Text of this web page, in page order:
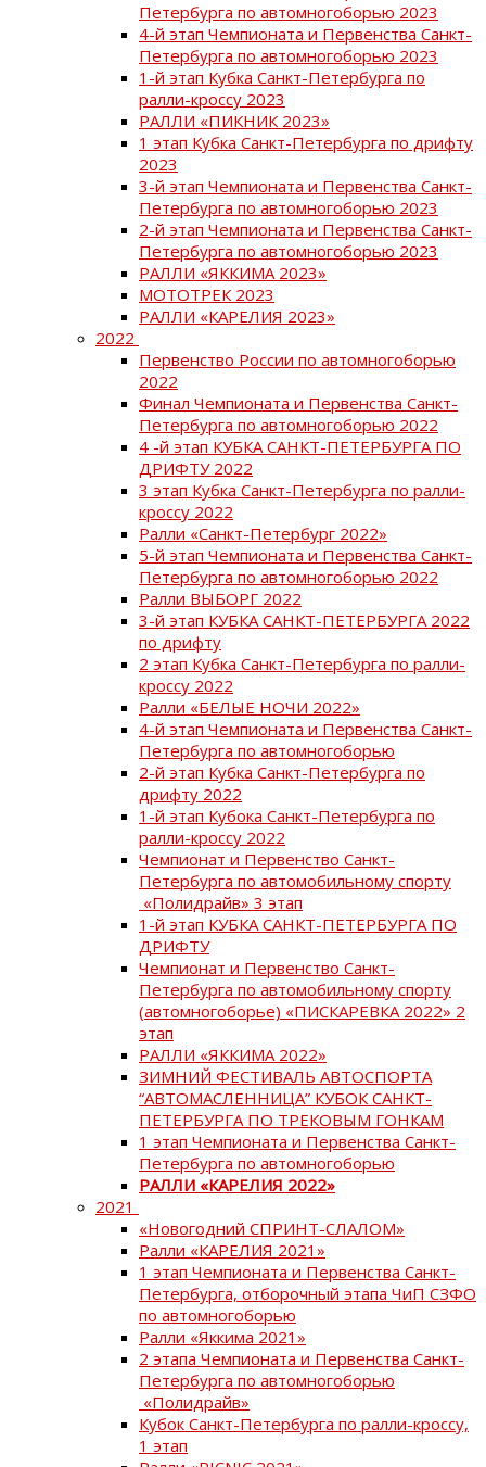
Петербурга по автомногоборью 2023
4-й этап Чемпионата и Первенства Санкт-
Петербурга по автомногоборью 2023
1-й этап Кубка Санкт-Петербурга по
ралли-кроссу 2023
РАЛЛИ «ПИКНИК 2023»
1 этап Кубка Санкт-Петербурга по дрифту
2023
3-й этап Чемпионата и Первенства Санкт-
Петербурга по автомногоборью 2023
2-й этап Чемпионата и Первенства Санкт-
Петербурга по автомногоборью 2023
РАЛЛИ «ЯККИМА 2023»
МОТОТРЕК 2023
РАЛЛИ «КАРЕЛИЯ 2023»
2022
Первенство России по автомногоборью
2022
Финал Чемпионата и Первенства Санкт-
Петербурга по автомногоборью 2022
4 -й этап КУБКА САНКТ-ПЕТЕРБУРГА ПО
ДРИФТУ 2022
3 этап Кубка Санкт-Петербурга по ралли-
кроссу 2022
Ралли «Санкт-Петербург 2022»
5-й этап Чемпионата и Первенства Санкт-
Петербурга по автомногоборью 2022
Ралли ВЫБОРГ 2022
3-й этап КУБКА САНКТ-ПЕТЕРБУРГА 2022
по дрифту
2 этап Кубка Санкт-Петербурга по ралли-
кроссу 2022
Ралли «БЕЛЫЕ НОЧИ 2022»
4-й этап Чемпионата и Первенства Санкт-
Петербурга по автомногоборью
2-й этап Кубка Санкт-Петербурга по
дрифту 2022
1-й этап Кубока Санкт-Петербурга по
ралли-кроссу 2022
Чемпионат и Первенство Санкт-
Петербурга по автомобильному спорту
«Полидрайв» 3 этап
1-й этап КУБКА САНКТ-ПЕТЕРБУРГА ПО
ДРИФТУ
Чемпионат и Первенство Санкт-
Петербурга по автомобильному спорту
(автомногоборье) «ПИСКАРЕВКА 2022» 2
этап
РАЛЛИ «ЯККИМА 2022»
ЗИМНИЙ ФЕСТИВАЛЬ АВТОСПОРТА
“АВТОМАСЛЕННИЦА” КУБОК САНКТ-
ПЕТЕРБУРГА ПО ТРЕКОВЫМ ГОНКАМ
1 этап Чемпионата и Первенства Санкт-
Петербурга по автомногоборью
РАЛЛИ «КАРЕЛИЯ 2022»
2021
«Новогодний СПРИНТ-СЛАЛОМ»
Ралли «КАРЕЛИЯ 2021»
1 этап Чемпионата и Первенства Санкт-
Петербурга, отборочный этапа ЧиП СЗФО
по автомногоборью
Ралли «Яккима 2021»
2 этапа Чемпионата и Первенства Санкт-
Петербурга по автомногоборью
«Полидрайв»
Кубок Санкт-Петербурга по ралли-кроссу,
1 этап